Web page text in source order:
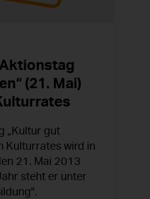
(21. Mai)
„Kultur gut
Kulturrates wird in
21. Mai 2013
steht er unter